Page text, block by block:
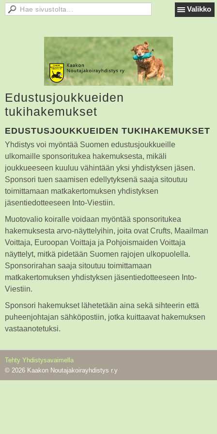
Valikko
Edustusjoukkueiden
tukihakemukset
EDUSTUSJOUKKUEIDEN TUKIHAKEMUKSET
Yhdistys voi myöntää Suomen edustusjoukkueille
ulkomaille sponsoritukea hakemuksesta, mikäli
joukkueeseen kuuluu vähintään yksi yhdistyksen jäsen.
Sponsori tuen saamisen edellytyksenä saaja sitoutuu
toimittamaan matkakertomuksen yhdistyksen
jäsentiedotteeseen Into-Viestiin.
Muotovalio koiralle voidaan myöntää sponsoritukea
hakemuksesta arvo-näyttelyihin, joita ovat Crufts, Maailman
Voittaja, Euroopan Voittaja ja Pohjoismaiden Voittaja
näyttelyt, mitkä pidetään Suomen rajojen ulkopuolella.
Sponsorirahan saaja sitoutuu toimittamaan
matkakertomuksen yhdistyksen jäsentiedotteeseen Into-
Viestiin.
Sponsori hakemukset lähetetään aina sekä sihteerin että
puheenjohtajan sähköpostiin, jotka kuittaavat hakemuksen
vastaanotetuksi.
Tehty Yhdistysavaimella
© 2026 Kaakon Noutajakoirayhdistys r.y